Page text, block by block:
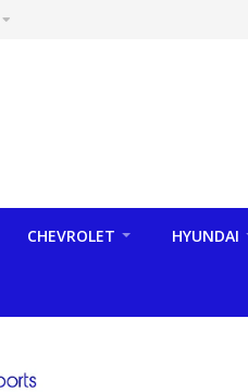
CHEVROLET HYUNDAI